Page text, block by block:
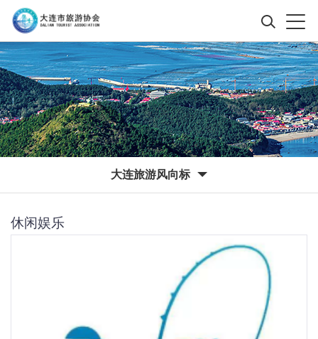
大连旅游风向标
休闲娱乐